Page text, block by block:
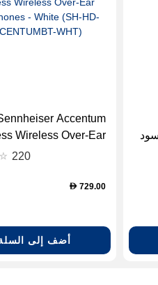
Accentum
Wireless Over-Ear
- White (SH-
220
D 729.00
أضف إلى